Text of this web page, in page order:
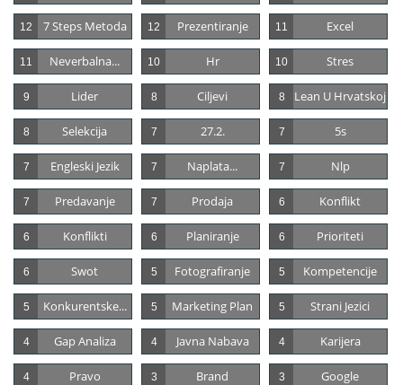
7 Steps Metoda
12 Prezentiranje
12 Excel
11
Neverbalna...
11 Hr
10 Stres
10
Lider
9 Ciljevi
8 Lean U Hrvatskoj
8
Selekcija
8 27.2.
7 5s
7
Engleski Jezik
7 Naplata...
7 Nlp
7
Predavanje
7 Prodaja
7 Konflikt
6
Konflikti
6 Planiranje
6 Prioriteti
6
Swot
6 Fotografiranje
5 Kompetencije
5
Konkurentske...
5 Marketing Plan
5 Strani Jezici
5
Gap Analiza
4 Javna Nabava
4 Karijera
4
Pravo
4 Brand
3 Google
3